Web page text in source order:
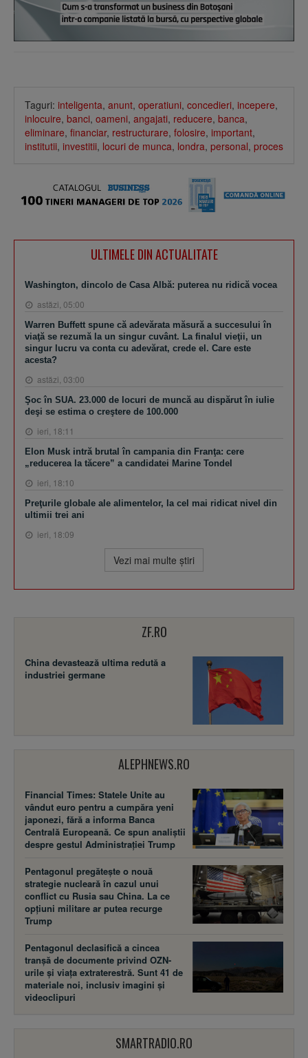
Taguri: inteligenta, anunt, operatiuni, concedieri, incepere,
inlocuire, banci, oameni, angajati, reducere, banca,
eliminare, financiar, restructurare, folosire, important,
institutii, investitii, locuri de munca, londra, personal, proces
ULTIMELE DIN ACTUALITATE
Washington, dincolo de Casa Albă: puterea nu ridică vocea
astăzi, 05:00
Warren Buffett spune că adevărata măsură a succesului în
viaţă se rezumă la un singur cuvânt. La finalul vieţii, un
singur lucru va conta cu adevărat, crede el. Care este
acesta?
astăzi, 03:00
Şoc în SUA. 23.000 de locuri de muncă au dispărut în iulie
deşi se estima o creştere de 100.000
ieri, 18:11
Elon Musk intră brutal în campania din Franţa: cere
„reducerea la tăcere” a candidatei Marine Tondel
ieri, 18:10
Preţurile globale ale alimentelor, la cel mai ridicat nivel din
ultimii trei ani
ieri, 18:09
Vezi mai multe ştiri
ZF.RO
China devastează ultima redută a
industriei germane
ALEPHNEWS.RO
Financial Times: Statele Unite au
vândut euro pentru a cumpăra yeni
japonezi, fără a informa Banca
Centrală Europeană. Ce spun analiștii
despre gestul Administrației Trump
Pentagonul pregătește o nouă
strategie nucleară în cazul unui
conflict cu Rusia sau China. La ce
opțiuni militare ar putea recurge
Trump
Pentagonul declasifică a cincea
tranșă de documente privind OZN-
urile și viața extraterestră. Sunt 41 de
materiale noi, inclusiv imagini și
videoclipuri
SMARTRADIO.RO